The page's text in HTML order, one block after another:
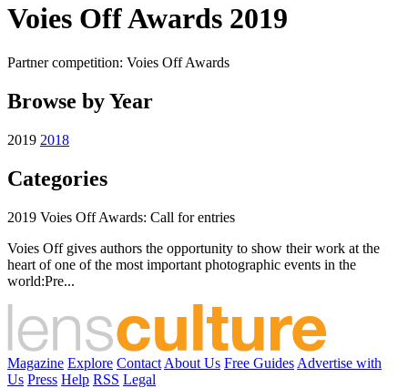
Voies Off Awards 2019
Partner competition: Voies Off Awards
Browse by Year
2019 2018
Categories
2019 Voies Off Awards: Call for entries
Voies Off gives authors the opportunity to show their work at the
heart of one of the most important photographic events in the
world:Pre...
Magazine Explore Contact About Us Free Guides Advertise with
Us Press Help RSS Legal